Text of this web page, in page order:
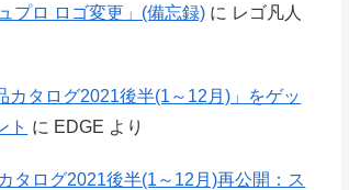
プロ ロゴ変更」(備忘録) に レゴ凡人
カタログ2021後半(1～12月)」をゲッ
ト に EDGE より
タログ2021後半(1～12月)再公開：ス